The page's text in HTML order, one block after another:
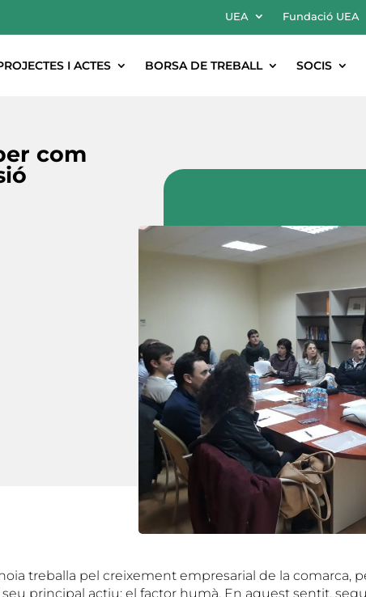
UEA Fundació UEA
I ACTES BORSA DE TREBALL SOCIS
com
treballa pel creixement empresarial de la comarca,
principal actiu: el factor humà. En aquest sentit,